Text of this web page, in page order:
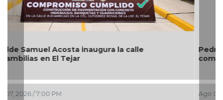
Pedro de Jesús Rosado Guzmán rinde protesta
como alcalde suplente de Úrsulo Galván
Ago 07, 2026 / 5:53 PM